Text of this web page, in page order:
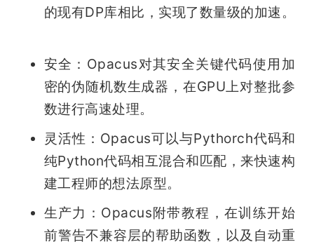
的现有DP库相比，实现了数量级的加速。
安全：Opacus对其安全关键代码使用加
密的伪随机数生成器，在GPU上对整批参
数进行高速处理。
灵活性：Opacus可以与Pythorch代码和
纯Python代码相互混合和匹配，来快速构
建工程师的想法原型。
生产力：Opacus附带教程，在训练开始
前警告不兼容层的帮助函数，以及自动重